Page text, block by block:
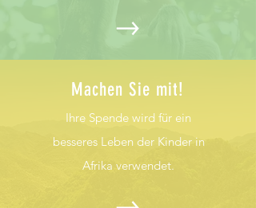
Machen Sie mit!
Ihre Spende wird für ein
besseres Leben der Kinder in
Afrika verwendet.